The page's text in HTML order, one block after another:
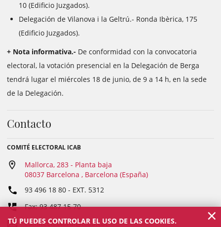
10 (Edificio Juzgados).
Delegación de Vilanova i la Geltrú.- Ronda Ibèrica, 175
(Edificio Juzgados).
+ Nota informativa.- De conformidad con la convocatoria
electoral, la votación presencial en la Delegación de Berga
tendrá lugar el miércoles 18 de junio, de 9 a 14 h, en la sede
de la Delegación.
Contacto
COMITÉ ELECTORAL ICAB
Mallorca, 283 - Planta baja
08037 Barcelona , Barcelona (España)
93 496 18 80 - EXT. 5312
Fax: 93 487 15 70
comiteelectoral@icab.cat
TÚ PUEDES CONTROLAR EL USO DE LAS COOKIES. ×